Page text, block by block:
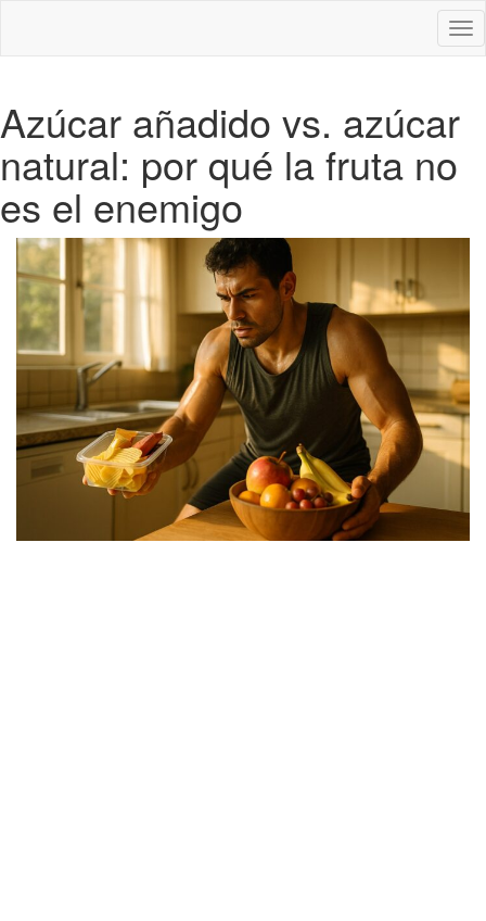
Azúcar añadido vs. azúcar
natural: por qué la fruta no
es el enemigo